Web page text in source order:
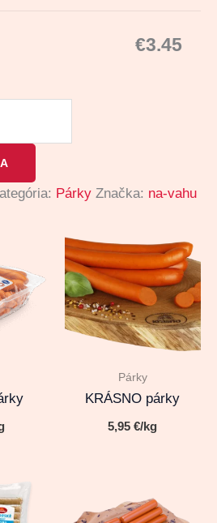
€3.45
Párky Značka: na-vahu
Párky
KRÁSNO párky
5,95€/kg